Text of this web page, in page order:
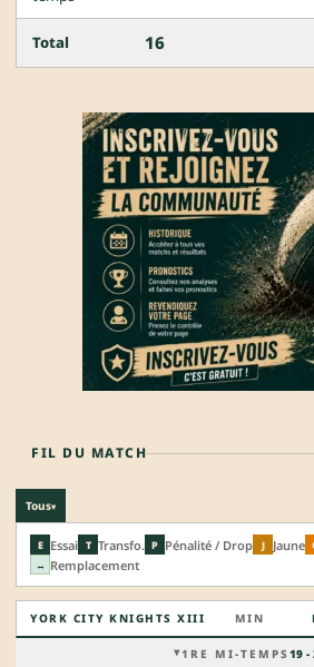
Total 16
FIL DU MATCH
Tous▾
E Essai T Transfo. P Pénalité / Drop J Jaune
↔ Remplacement
YORK CITY KNIGHTS XIII MIN
1RE MI-TEMPS 19 -